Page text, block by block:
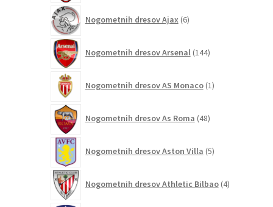
Nogometnih dresov Ajax 6izdelkov
Nogometnih dresov Arsenal 144izdelkov
Nogometnih dresov AS Monaco 1izdelek
Nogometnih dresov As Roma 48izdelkov
Nogometnih dresov Aston Villa 5izdelkov
Nogometnih dresov Athletic Bilbao 4izdelki